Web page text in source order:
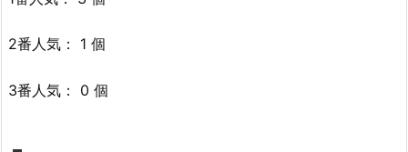
2番人気： 1 個
3番人気： 0 個